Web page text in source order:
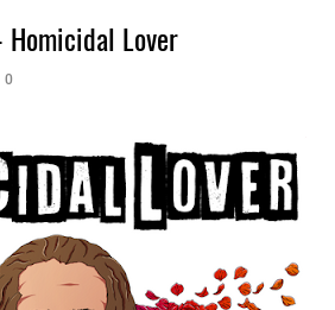
Homicidal Lover
0